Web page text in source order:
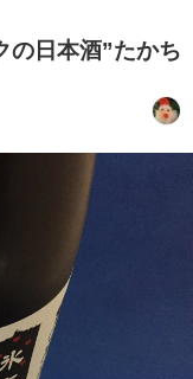
の日本酒”たかち